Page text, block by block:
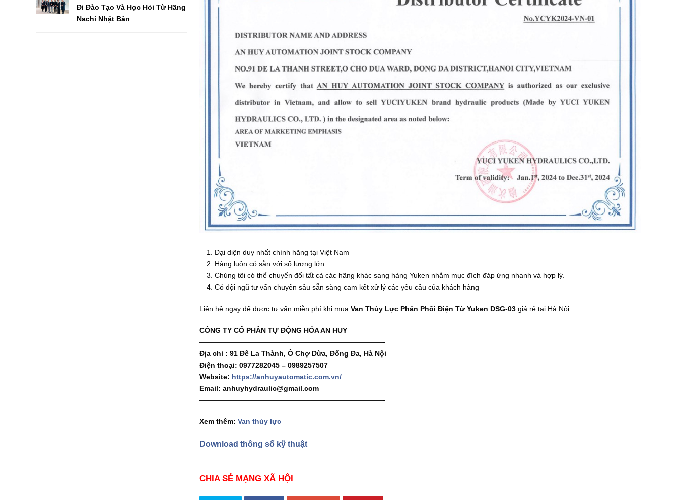
Đại diện duy nhất chính hãng tại Việt Nam
Hàng luôn có sẵn với số lượng lớn
Chúng tôi có thể chuyển đổi tất cả các hãng khác sang hàng Yuken nhằm mục đích đáp ứng nhanh và hợp lý.
Có đội ngũ tư vấn chuyên sâu sẵn sàng cam kết xử lý các yêu cầu của khách hàng
Liên hệ ngay để được tư vấn miễn phí khi mua Van Thủy Lực Phân Phối Điện Từ Yuken DSG-03 giá rẻ tại Hà Nội
CÔNG TY CỔ PHẦN TỰ ĐỘNG HÓA AN HUY
——————————————————————————-
Địa chỉ : 91 Đê La Thành, Ô Chợ Dừa, Đống Đa, Hà Nội
Điện thoại: 0977282045 – 0989257507
Website: https://anhuyautomatic.com.vn/
Email: anhuyhydraulic@gmail.com
——————————————————————————-
Xem thêm: Van thủy lực
Download thông số kỹ thuật
CHIA SẺ MẠNG XÃ HỘI
Đi Đào Tạo Và Học Hỏi Từ Hãng
Nachi Nhật Bản